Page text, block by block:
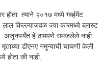
होता. त्याने २०१७ मध्ये गर्व्हमेंट
किल्ल्याजवळ ज्या कारमध्ये ब्लास्ट
अजूनपर्यंत हे ठामपणे समजलेले नाही
डीएनए नमुन्याची चाचणी केली
की नाही.